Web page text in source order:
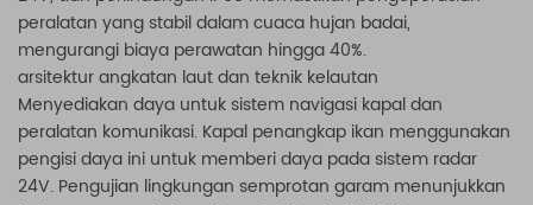
peralatan yang stabil dalam cuaca hujan badai,
mengurangi biaya perawatan hingga 40%.
arsitektur angkatan laut dan teknik kelautan
Menyediakan daya untuk sistem navigasi kapal dan
peralatan komunikasi. Kapal penangkap ikan menggunakan
pengisi daya ini untuk memberi daya pada sistem radar
24V. Pengujian lingkungan semprotan garam menunjukkan